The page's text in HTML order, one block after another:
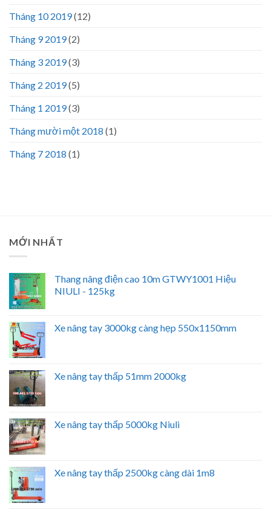
Tháng 10 2019(12)
Tháng 9 2019(2)
Tháng 3 2019(3)
Tháng 2 2019(5)
Tháng 1 2019(3)
Tháng mười một 2018 (1)
Tháng 7 2018 (1)
MỚI NHẤT
Thang nâng điện cao 10m GTWY1001 Hiệu
NIULI - 125kg
Xe nâng tay 3000kg càng hẹp 550x1150mm
Xe nâng tay thấp 51mm 2000kg
Xe nâng tay thấp 5000kg Niuli
Xe nâng tay thấp 2500kg càng dài 1m8